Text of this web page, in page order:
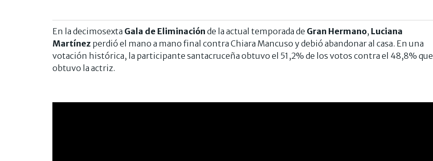
En la decimosexta Gala de Eliminación de la actual temporada de Gran Hermano, Luciana
Martínez perdió el mano a mano final contra Chiara Mancuso y debió abandonar al casa. En una
votación histórica, la participante santacruceña obtuvo el 51,2% de los votos contra el 48,8% que
obtuvo la actriz.